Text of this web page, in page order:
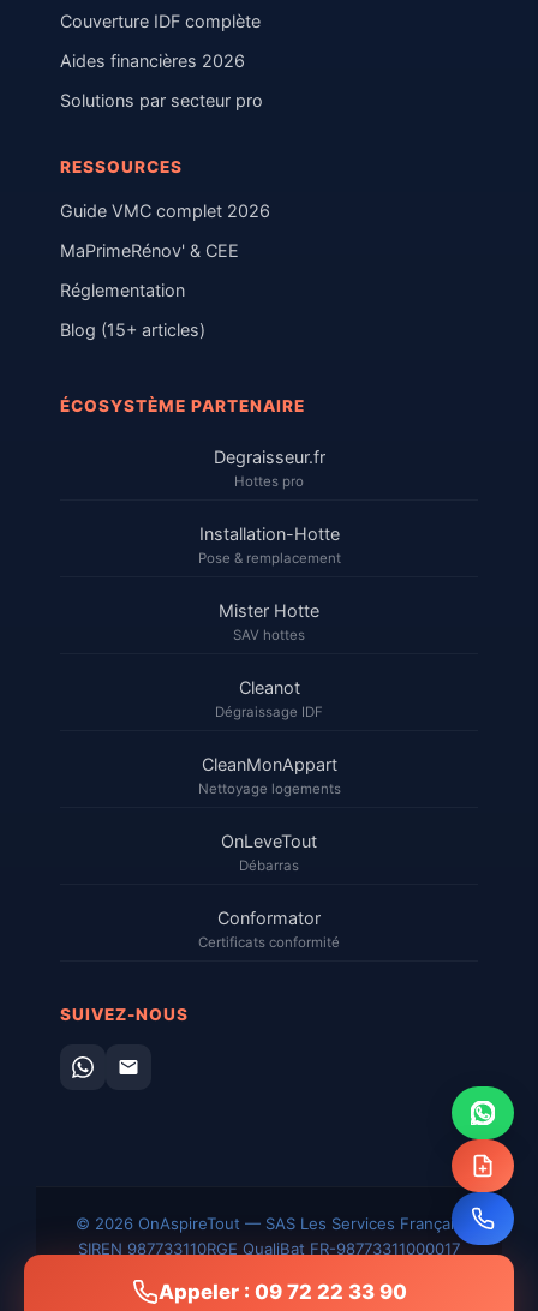
Couverture IDF complète
Aides financières 2026
Solutions par secteur pro
RESSOURCES
Guide VMC complet 2026
MaPrimeRénov' & CEE
Réglementation
Blog (15+ articles)
ÉCOSYSTÈME PARTENAIRE
Degraisseur.fr
Hottes pro
Installation-Hotte
Pose & remplacement
Mister Hotte
SAV hottes
Cleanot
Dégraissage IDF
CleanMonAppart
Nettoyage logements
OnLeveTout
Débarras
Conformator
Certificats conformité
SUIVEZ-NOUS
© 2026 OnAspireTout — SAS Les Services Français
SIREN 987733110RGE QualiBat FR-98773311000017
légales
site
Appeler : 09 72 22 33 90